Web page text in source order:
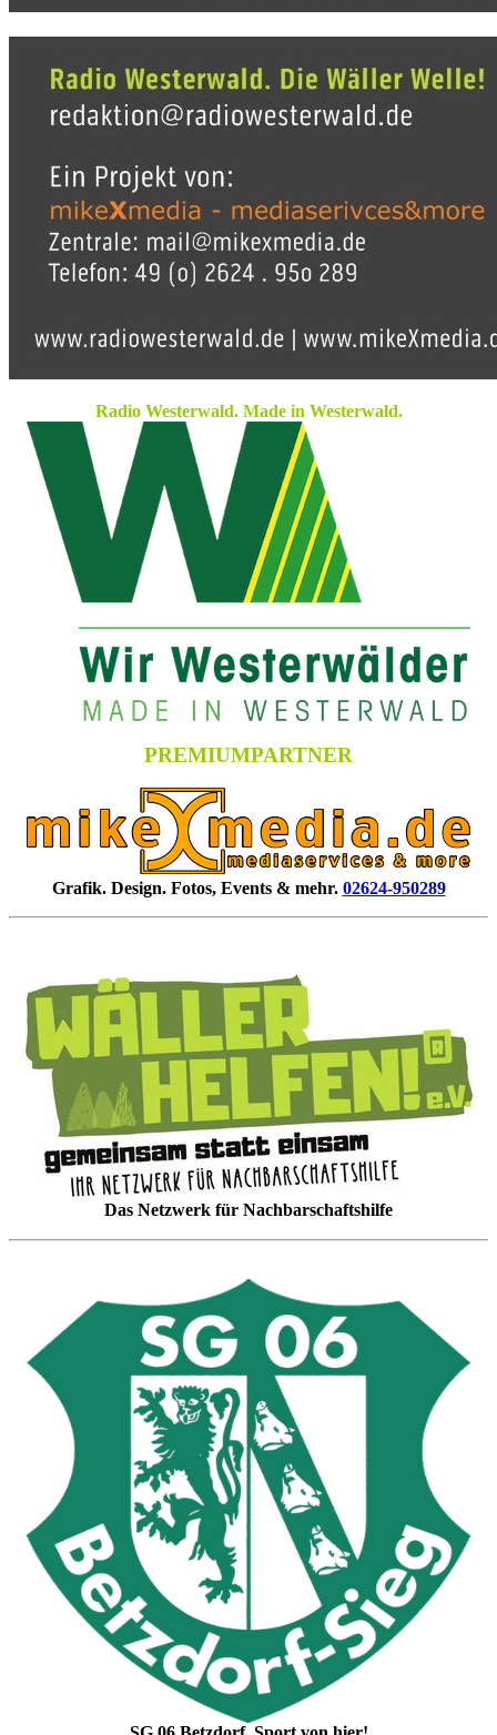
Radio Westerwald. Made in Westerwald.
PREMIUMPARTNER
Grafik. Design. Fotos, Events & mehr. 02624-950289
Das Netzwerk für Nachbarschaftshilfe